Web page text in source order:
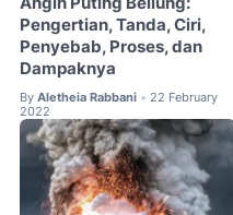
Pengertian, Tanda, Ciri,
Penyebab, Proses, dan
Dampaknya
By Aletheia Rabbani • 22 February
2022